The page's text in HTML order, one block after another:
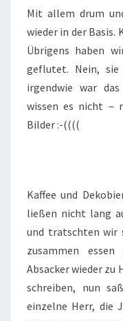
Mit allem drum
wieder in der Basis.
Übrigens haben
geflutet. Nein,
irgendwie war
wissen es nicht –
Bilder :-((((
Kaffee und
ließen nicht lang
und tratschten wir
zusammen
Absacker wieder zu
schreiben, nun
einzelne Herr, die